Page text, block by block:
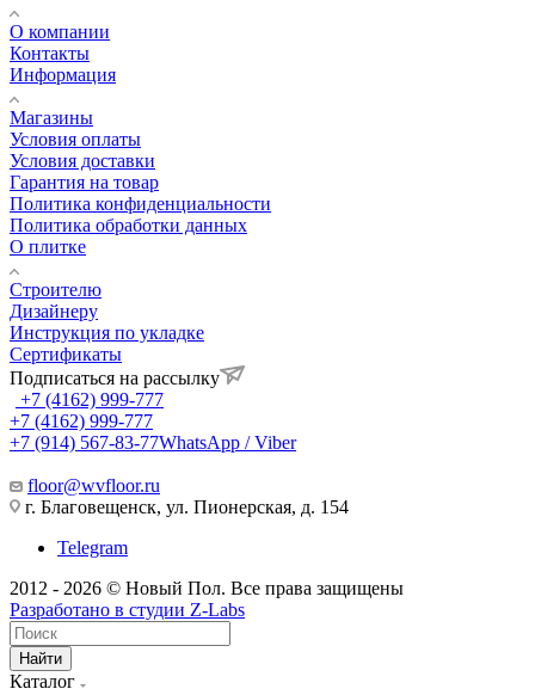
О компании
Контакты
Информация
Магазины
Условия оплаты
Условия доставки
Гарантия на товар
Политика конфиденциальности
Политика обработки данных
О плитке
Строителю
Дизайнеру
Инструкция по укладке
Сертификаты
Подписаться на рассылку
+7 (4162) 999-777
+7 (4162) 999-777
+7 (914) 567-83-77WhatsApp / Viber
floor@wvfloor.ru
г. Благовещенск, ул. Пионерская, д. 154
Telegram
2012 - 2026 © Новый Пол. Все права защищены
Разработано в студии Z-Labs
Найти
Каталог